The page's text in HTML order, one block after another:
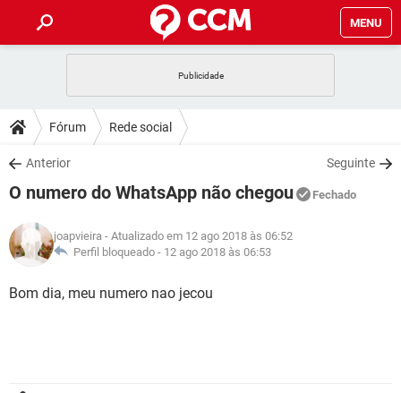
MENU
CELULAR
OUTLOOK
INSTAGRAM GMAIL
GUIA DE COMPRAS
DICAS
JOGOS
INSTAGRAM GMAIL
DOWNLOADS
JOGOS WHATSAPP
CELULAR
OUTLOOK EXCEL
INSTAGRAM
JOGOS WHATSAPP
OUTLOOK
GLOSSÁRIO
JOGOS
Fórum Rede social
Anterior Seguinte
O numero do WhatsApp não chegou Fechado
joapvieira - Atualizado em 12 ago 2018 às 06:52
Perfil bloqueado - 12 ago 2018 às 06:53
Bom dia, meu numero nao jecou